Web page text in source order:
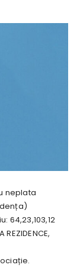
neplata
64,23,103,12
REZIDENCE,